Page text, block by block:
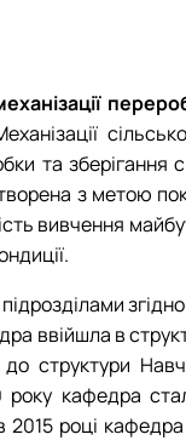
та
з метою
вивчення
ввійшла в
структури
кафедра
2015 році